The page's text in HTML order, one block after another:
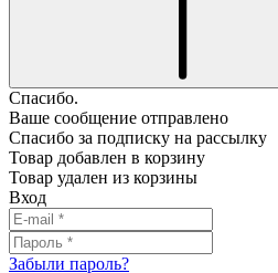
Спасибо.
Ваше сообщение отправлено
Спасибо за подписку на рассылку
Товар добавлен в корзину
Товар удален из корзины
Вход
Забыли пароль?